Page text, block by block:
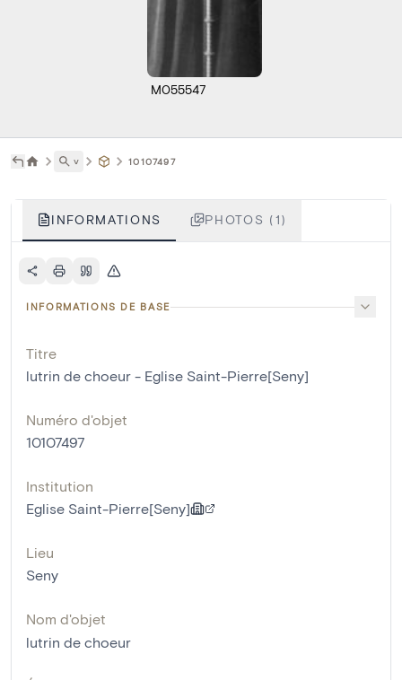
M055547
˅ 10107497
INFORMATIONS PHOTOS (1)
INFORMATIONS DE BASE
Titre
lutrin de choeur - Eglise Saint-Pierre[Seny]
Numéro d'objet
10107497
Institution
Eglise Saint-Pierre[Seny]
Lieu
Seny
Nom d'objet
lutrin de choeur